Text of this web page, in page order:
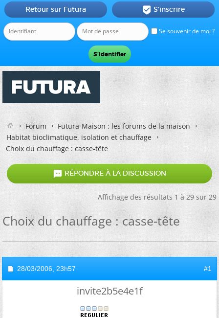
Se souvenir de moi ?
Retour sur Futura  S'inscrire
Forum
Futura-Maison : les forums de la maison
Habitat bioclimatique, isolation et chauffage
Choix du chauffage : casse-tête
 RÉPONDRE À LA DISCUSSION
Affichage des résultats 1 à 29 sur 29
Choix du chauffage : casse-tête
28/03/2006, 23h57 #1
invite2b5e4e1f